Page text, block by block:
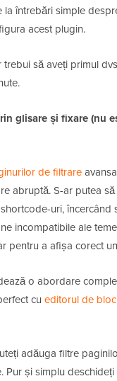
la întrebări simple
acest plugin.
trebui să aveți primul
glisare și fixare (nu
de filtrare
abruptă. S-ar putea
uri, încercând
incompatibile ale
pentru a afișa corect
o abordare
cu editorul de
adăuga filtre
Pur și simplu